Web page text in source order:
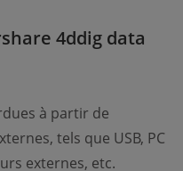
4ddig data
à partir de
tels que USB, PC
externes, etc.